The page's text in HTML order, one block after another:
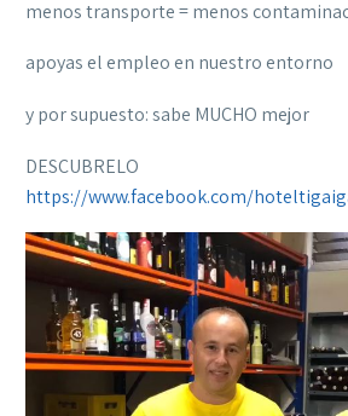
menos transporte = menos
apoyas el empleo en nuestro entorno
y por supuesto: sabe MUCHO mejor
DESCUBRELO
https://www.facebook.com/